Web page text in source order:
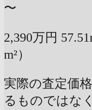
〜
2,390万円
m²）
実際の査定価
るものではな